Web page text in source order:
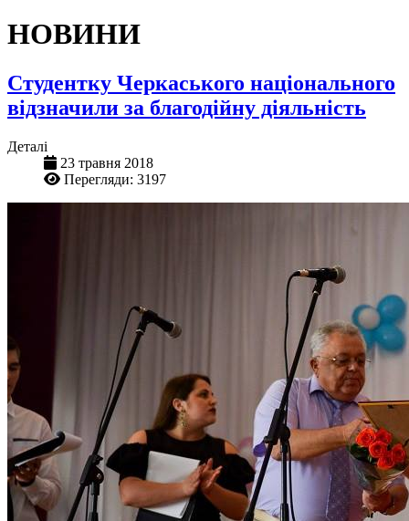
НОВИНИ
Студентку Черкаського національного
відзначили за благодійну діяльність
Деталі
23 травня 2018
Перегляди: 3197